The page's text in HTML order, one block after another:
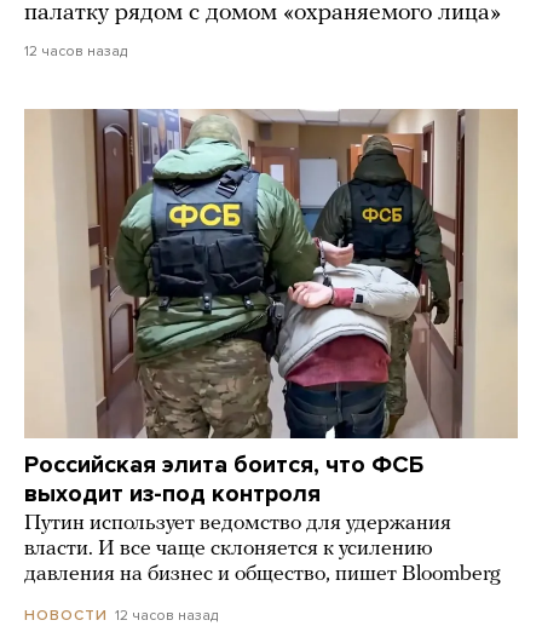
палатку рядом с домом «охраняемого лица»
12 часов назад
Российская элита боится, что ФСБ
выходит из-под контроля
Путин использует ведомство для удержания
власти. И все чаще склоняется к усилению
давления на бизнес и общество, пишет Bloomberg
НОВОСТИ 12 часов назад